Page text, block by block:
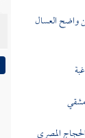
واضح العسال
المصري